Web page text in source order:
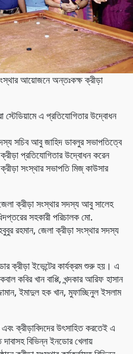
আয়োজনে অন্তঃকক্ষ ক্রীড়া
এ প্রতিযোগিতার উদ্বোধন
সচিব আবু জাহিদ ডাবলুর সভাপতিত্বে
প্রতিযোগিতার উদ্বোধন করেন
সংস্থার সভাপতি মিজ্ কাউসার
ক্রীড়া সংস্থার সদস্য আবু সালেহ
সহকারী পরিচালক মো.
রহমান, জেলা ক্রীড়া সংস্থার সদস্য
ক্রীড়া ইভেন্টের কার্যক্রম শুরু হয়। এ
কবির খান বাপ্পি, খন্দকার আরিফ হাসান
ইমাদুল হক খান, মুফাচ্ছিনুল ইসলাম
ক্রীড়াবিদদের উৎসাহিত করতেই এ
বিভিন্ন ইনডোর খেলায়